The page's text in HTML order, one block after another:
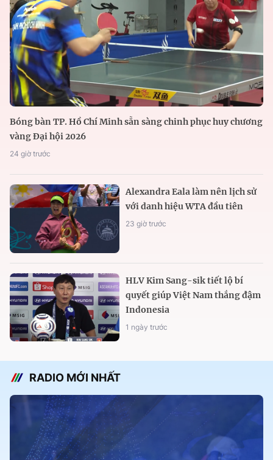
Bóng bàn TP. Hồ Chí Minh sẵn sàng chinh phục huy chương
vàng Đại hội 2026
24 giờ trước
Alexandra Eala làm nên lịch sử
với danh hiệu WTA đầu tiên
23 giờ trước
HLV Kim Sang-sik tiết lộ bí
quyết giúp Việt Nam thắng đậm
Indonesia
1 ngày trước
RADIO MỚI NHẤT